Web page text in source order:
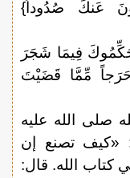
عَنكَ صُدُوداً}
فِيمَا شَجَرَ
حَرَجاً مِّمَّا قَضَيْتَ
صلى الله عليه
«كيف تصنع إن
الله. قال: